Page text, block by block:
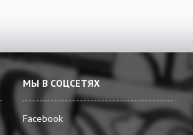
МЫ В СОЦСЕТЯХ
Facebook